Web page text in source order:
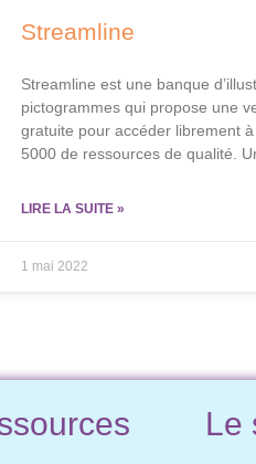
Streamline
Streamline est une banque
pictogrammes qui propose une
gratuite pour accéder librement
5000 de ressources de qualité.
LIRE LA SUITE »
1 mai 2022
Le